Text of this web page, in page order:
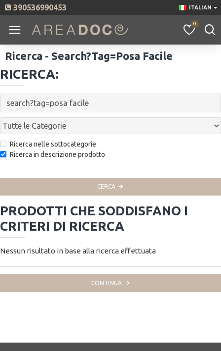
390536990453 ITALIAN
0
Ricerca - Search?tag=posa Facile
RICERCA:
Ricerca nelle sottocategorie
Ricerca in descrizione prodotto
CERCA
PRODOTTI CHE SODDISFANO I
CRITERI DI RICERCA
Nessun risultato in base alla ricerca effettuata
CONTINUA